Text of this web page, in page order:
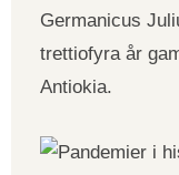
Germanicus
trettiofyra år
Antiokia.